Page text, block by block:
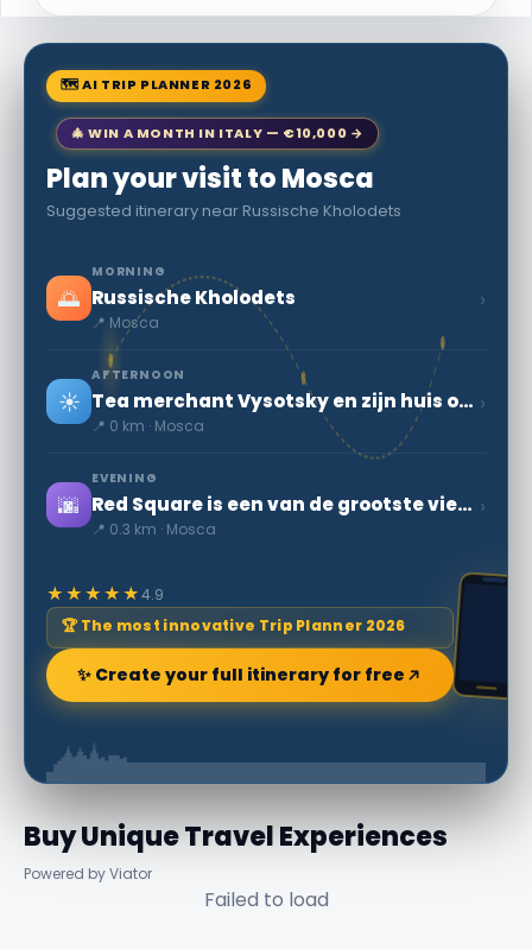
🗺 AI TRIP PLANNER 2026
🎄 WIN A MONTH IN ITALY — €10,000 →
Plan your visit to Mosca
Suggested itinerary near Russische Kholodets
🌅
MORNING
Russische Kholodets
📍 Mosca
›
☀️
AFTERNOON
Tea merchant Vysotsky en zijn huis op Ogorodnya Sloboda
📍 0 km · Mosca
›
🌆
EVENING
Red Square is een van de grootste vierkanten ter wereld
📍 0.3 km · Mosca
›
★★★★★4.9
🏆 The most innovative Trip Planner 2026
✨ Create your full itinerary for free
Buy Unique Travel Experiences
Powered by Viator
Failed to load